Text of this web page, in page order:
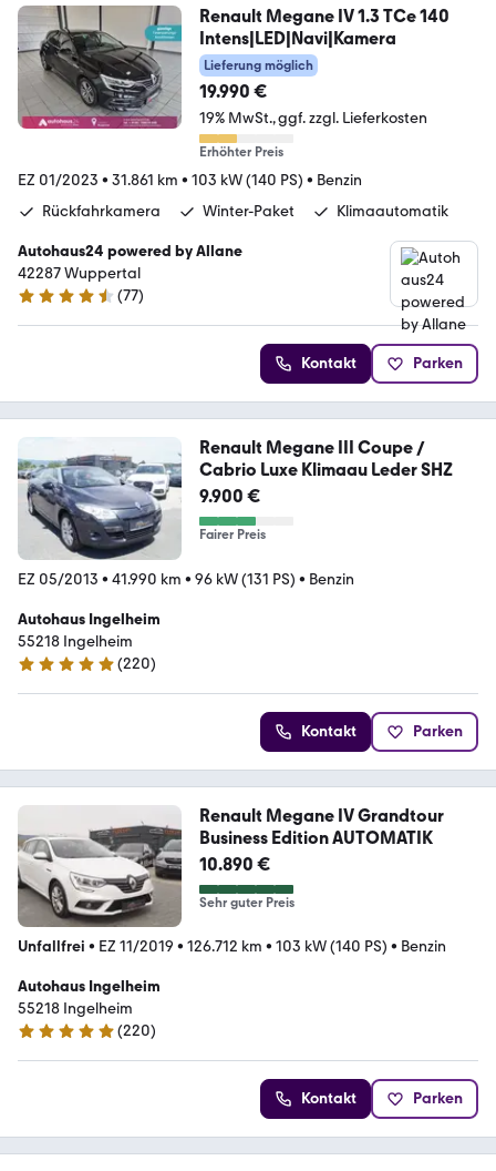
Renault Megane IV 1.3 TCe 140
Intens|LED|Navi|Kamera
Lieferung möglich
19.990 €
19% MwSt. ggf. zzgl. Lieferkosten
Erhöhter Preis
EZ 01/2023 • 31.861 km • 103 kW (140 PS) • Benzin
Rückfahrkamera
Winter-Paket Klimaautomatik
Autohaus24 powered by Allane
42287 Wuppertal
4.5 Sterne
(77)
Kontakt Parken
Renault Megane III Coupe /
Cabrio Luxe Klimaau Leder SHZ
9.900 €
Fairer Preis
EZ 05/2013 • 41.990 km • 96 kW (131 PS) • Benzin
Autohaus Ingelheim
55218 Ingelheim
4.8 Sterne
(220)
Kontakt Parken
Renault Megane IV Grandtour
Business Edition AUTOMATIK
10.890 €
Sehr guter Preis
Unfallfrei • EZ 11/2019 • 126.712 km • 103 kW (140 PS) • Benzin
Autohaus Ingelheim
55218 Ingelheim
4.8 Sterne
(220)
Kontakt Parken